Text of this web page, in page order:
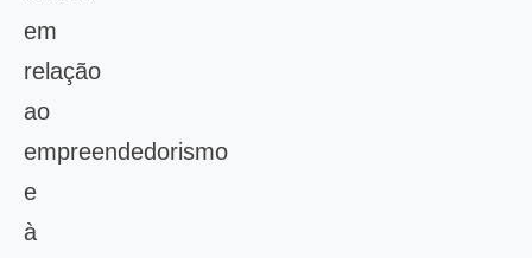
em
relação
ao
empreendedorismo
e
à